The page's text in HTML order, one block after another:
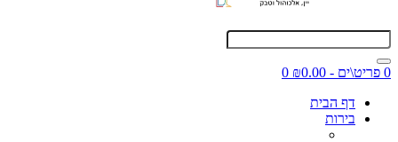
0 פריט\ים - ₪0.00
0
דף הבית
בירות